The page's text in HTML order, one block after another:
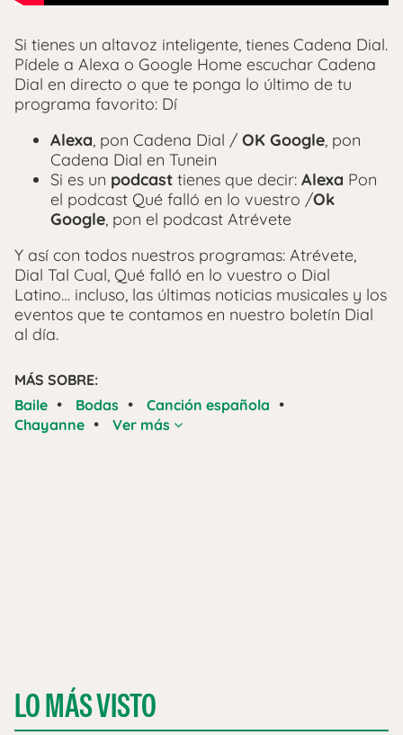
Si tienes un altavoz inteligente, tienes Cadena Dial.
Pídele a Alexa o Google Home escuchar Cadena
Dial en directo o que te ponga lo último de tu
programa favorito: Dí
Alexa, pon Cadena Dial / OK Google, pon
Cadena Dial en Tunein
Si es un podcast tienes que decir: Alexa Pon
el podcast Qué falló en lo vuestro /Ok
Google, pon el podcast Atrévete
Y así con todos nuestros programas: Atrévete,
Dial Tal Cual, Qué falló en lo vuestro o Dial
Latino… incluso, las últimas noticias musicales y los
eventos que te contamos en nuestro boletín Dial
al día.
MÁS SOBRE:
Baile • Bodas • Canción española •
Chayanne • Ver más
LO MÁS VISTO